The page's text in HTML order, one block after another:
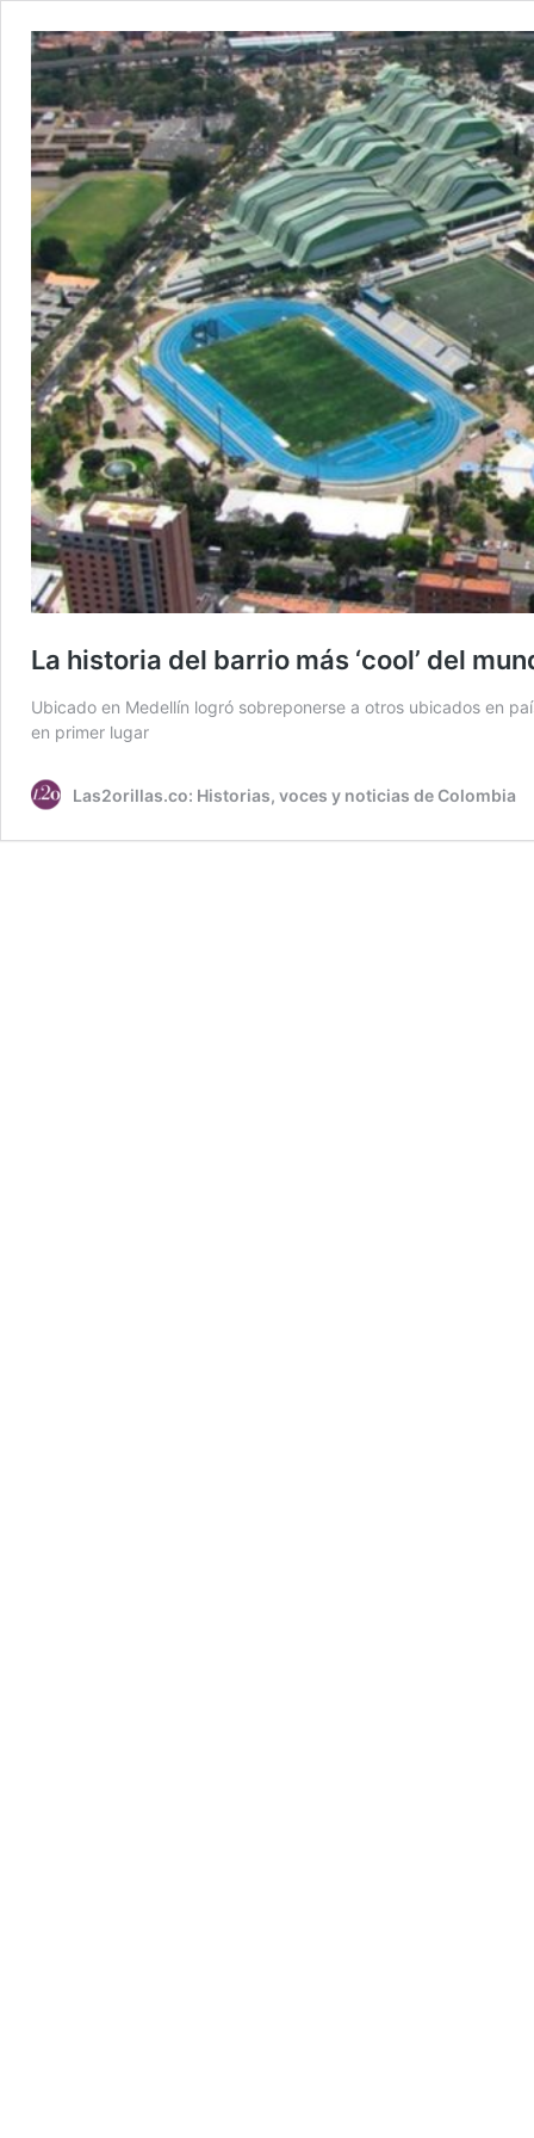
La historia del barrio más ‘cool’ del
Ubicado en Medellín logró sobreponerse a otros ubicados en
en primer lugar
Las2orillas.co: Historias, voces y noticias de Colombia